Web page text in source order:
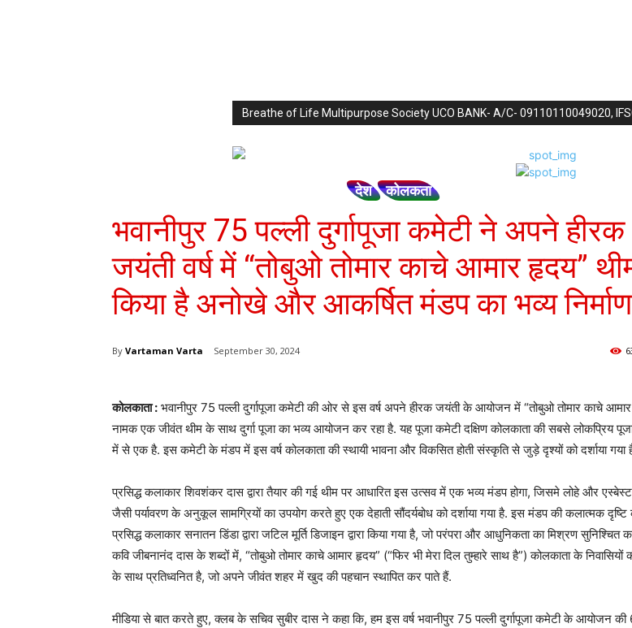
Breathe of Life Multipurpose Society UCO BANK- A/C- 09110110049020,
देश कोलकता
भवानीपुर 75 पल्ली दुर्गापूजा कमेटी ने अपने हीरक
जयंती वर्ष में “तोबुओ तोमार काचे आमार हृदय”
किया है अनोखे और आकर्षित मंडप का भव्य निर्माण
By Vartaman Varta September 30, 2024
कोलकाता : भवानीपुर 75 पल्ली दुर्गापूजा कमेटी की ओर से इस वर्ष अपने हीरक जयंती के आयोजन में “तोबुओ तोमार काचे
नामक एक जीवंत थीम के साथ दुर्गा पूजा का भव्य आयोजन कर रहा है. यह पूजा कमेटी दक्षिण कोलकाता की सबसे लोकप्रिय
में से एक है. इस कमेटी के मंडप में इस वर्ष कोलकाता की स्थायी भावना और विकसित होती संस्कृति से जुड़े दृश्यों को दर्शाया गया
प्रसिद्ध कलाकार शिवशंकर दास द्वारा तैयार की गई थीम पर आधारित इस उत्सव में एक भव्य मंडप होगा, जिसमे लोहे और
जैसी पर्यावरण के अनुकूल सामग्रियों का उपयोग करते हुए एक देहाती सौंदर्यबोध को दर्शाया गया है. इस मंडप की कलात्मक दृष्टि
प्रसिद्ध कलाकार सनातन डिंडा द्वारा जटिल मूर्ति डिजाइन द्वारा किया गया है, जो परंपरा और आधुनिकता का मिश्रण सुनिश्चित
कवि जीबनानंद दास के शब्दों में, “तोबुओ तोमार काचे आमार हृदय” (“फिर भी मेरा दिल तुम्हारे साथ है”) कोलकाता के निवासियों
के साथ प्रतिध्वनित है, जो अपने जीवंत शहर में खुद की पहचान स्थापित कर पाते हैं.
मीडिया से बात करते हुए, क्लब के सचिव सुबीर दास ने कहा कि, हम इस वर्ष भवानीपुर 75 पल्ली दुर्गापूजा कमेटी के आयोजन की